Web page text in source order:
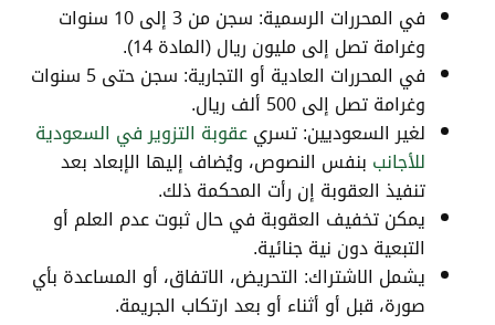
في المحررات الرسمية: سجن من 3 إلى 10 سنوات
وغرامة تصل إلى مليون ريال (المادة 14).
في المحررات العادية أو التجارية: سجن حتى 5 سنوات
وغرامة تصل إلى 500 ألف ريال.
لغير السعوديين: تسريعقوبة التزوير في السعودية
للأجانب بنفس النصوص، ويُضاف إليها الإبعاد بعد
تنفيذ العقوبة إن رأت المحكمة ذلك.
يمكن تخفيف العقوبة في حال ثبوت عدم العلم أو
التبعية دون نية جنائية.
يشمل الاشتراك: التحريض، الاتفاق، أو المساعدة بأي
صورة، قبل أو أثناء أو بعد ارتكاب الجريمة.